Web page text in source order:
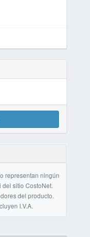
representan ningún
sitio CostoNet.
del producto.
I.V.A.